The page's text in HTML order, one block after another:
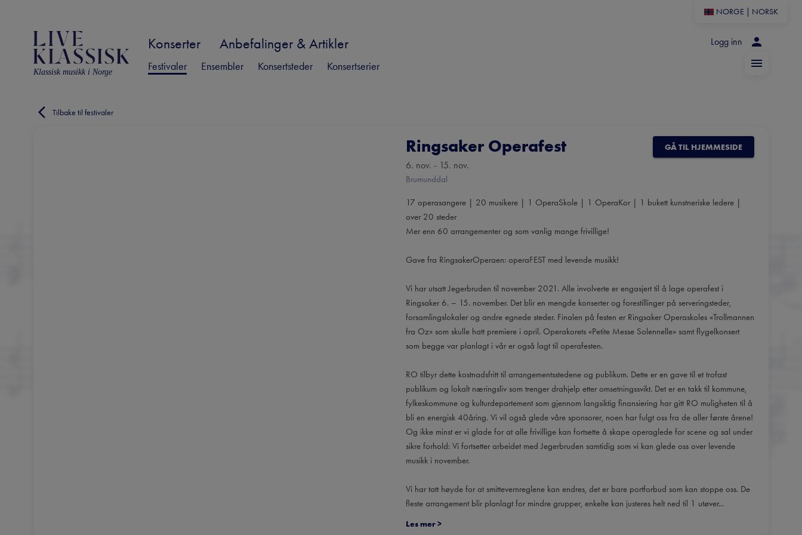
NORGE NORSK
Klassisk musikk i Norge
Konserter Anbefalinger & Artikler
Festivaler Ensembler Konsertsteder Konsertserier
Logg inn
Tilbake til festivaler
Ringsaker Operafest
6. nov. - 15. nov.
Brumunddal
GÅ TIL HJEMMESIDE
17 operasangere | 20 musikere | 1 OperaSkole | 1 OperaKor | 1 bukett kunstneriske ledere |
over 20 steder
Mer enn 60 arrangementer og som vanlig mange frivillige!
Gave fra RingsakerOperaen: operaFEST med levende musikk!
Vi har utsatt Jegerbruden til november 2021. Alle involverte er engasjert til å lage operafest i
Ringsaker 6. – 15. november. Det blir en mengde konserter og forestillinger på serveringsteder,
forsamlingslokaler og andre egnede steder. Finalen på festen er Ringsaker Operaskoles «Trollmannen
fra Oz» som skulle hatt premiere i april. Operakorets «Petite Messe Solennelle» samt flygelkonsert
som begge var planlagt i vår er også lagt til operafesten.
RO tilbyr dette kostnadsfritt til arrangementsstedene og publikum. Dette er en gave til et trofast
publikum og lokalt næringsliv som trenger drahjelp etter omsetningssvikt. Det er en takk til kommune,
fylkeskommune og kulturdepartement som gjennom langsiktig finansiering har gitt RO muligheten til å
bli en energisk 40åring. Vi vil også glede våre sponsorer, noen har fulgt oss fra de aller første årene!
Og ikke minst er vi glade for at alle frivillige kan fortsette å skape operaglede for scene og sal under
sikre forhold: Vi fortsetter arbeidet med Jegerbruden samtidig som vi kan glede oss over levende
musikk i november.
Vi har tatt høyde for at smittevernreglene kan endres, det er bare portforbud som kan stoppe oss. De
fleste arrangement blir planlagt for mindre grupper, enkelte kan justeres helt ned til 1 utøver...
Les mer>